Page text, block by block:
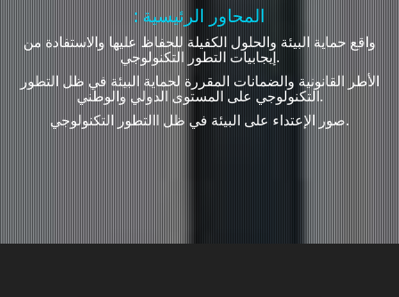
: المحاور الرئيسية
واقع حماية البيئة والحلول الكفيلة للحفاظ عليها والاستفادة من
إيجابيات التطور التكنولوجي.
الأطر القانونية والضمانات المقررة لحماية البيئة في ظل التطور
التكنولوجي على المستوى الدولي والوطني.
صور الإعتداء على البيئة في ظل االتطور التكنولوجي.